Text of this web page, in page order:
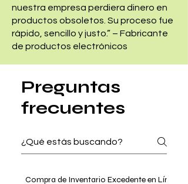
nuestra empresa perdiera dinero en
productos obsoletos. Su proceso fue
rápido, sencillo y justo.” – Fabricante
de productos electrónicos
Preguntas
frecuentes
Compra de Inventario Excedente en Línea